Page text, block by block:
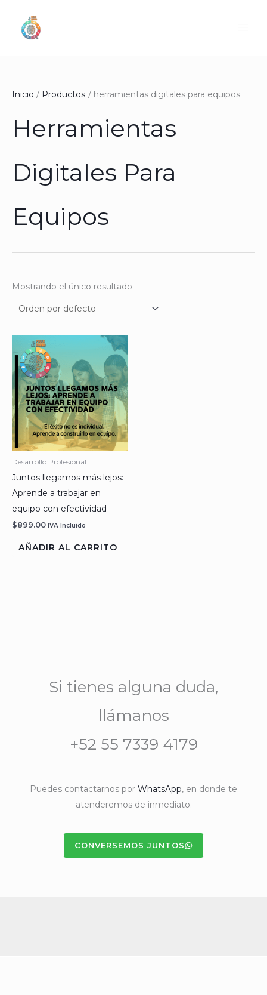
contenido
Inicio Productos herramientas digitales para equipos
Herramientas
Digitales Para
Equipos
Mostrando el único resultado
Desarrollo Profesional
Juntos llegamos más lejos:
Aprende a trabajar en
equipo con efectividad
$899.00 IVA Incluido
AÑADIR AL CARRITO
Si tienes alguna duda,
llámanos
+52 55 7339 4179
Puedes contactarnos por WhatsApp, en donde te
atenderemos de inmediato.
CONVERSEMOS JUNTOS